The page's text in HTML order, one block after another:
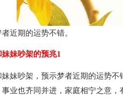
近期的运势不错。
妹吵架的预兆1
妹妹吵架，预示梦者近期的运势
业也齐同并进，家庭相宁之意，